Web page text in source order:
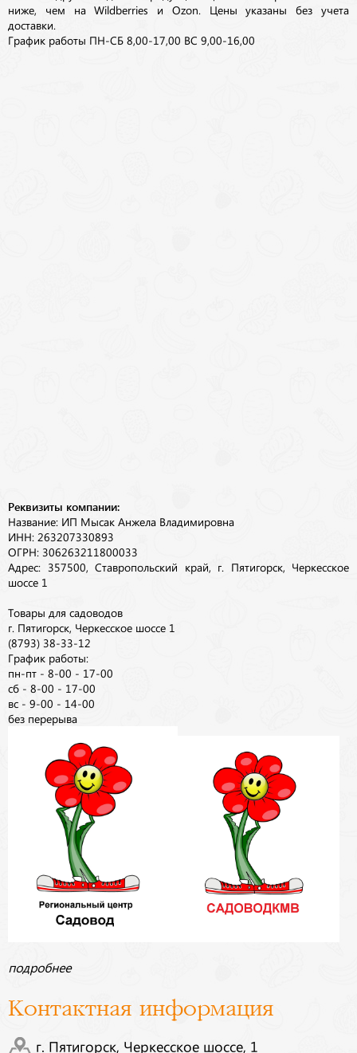
ниже, чем на Wildberries и Ozon. Цены указаны без учета
доставки.
График работы ПН-СБ 8,00-17,00 ВС 9,00-16,00
Реквизиты компании:
Название: ИП Мысак Анжела Владимировна
ИНН: 263207330893
ОГРН: 306263211800033
Адрес: 357500, Ставропольский край, г. Пятигорск, Черкесское
шоссе 1
Товары для садоводов
г. Пятигорск, Черкесское шоссе 1
(8793) 38-33-12
График работы:
пн-пт - 8-00 - 17-00
сб - 8-00 - 17-00
вс - 9-00 - 14-00
без перерыва
подробнее
Контактная информация
г. Пятигорск, Черкесское шоссе, 1